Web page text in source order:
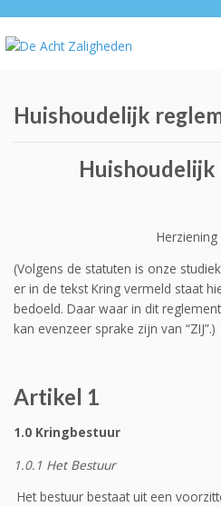
Huishoudelijk
Huishoudelijk
Herziening
(Volgens de statuten is onze
er in de tekst Kring vermeld staat
bedoeld. Daar waar in dit
kan evenzeer sprake zijn van “ZIJ”.)
Artikel 1
1.0 Kringbestuur
1.0.1 Het Bestuur
Het bestuur bestaat uit een